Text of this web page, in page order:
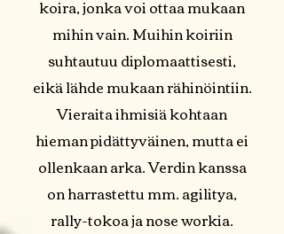
koira, jonka voi ottaa mukaan
mihin vain. Muihin koiriin
suhtautuu diplomaattisesti,
eikä lähde mukaan rähinöintiin.
Vieraita ihmisiä kohtaan
hieman pidättyväinen, mutta ei
ollenkaan arka. Verdin kanssa
on harrastettu mm. agilitya,
rally-tokoa ja nose workia.